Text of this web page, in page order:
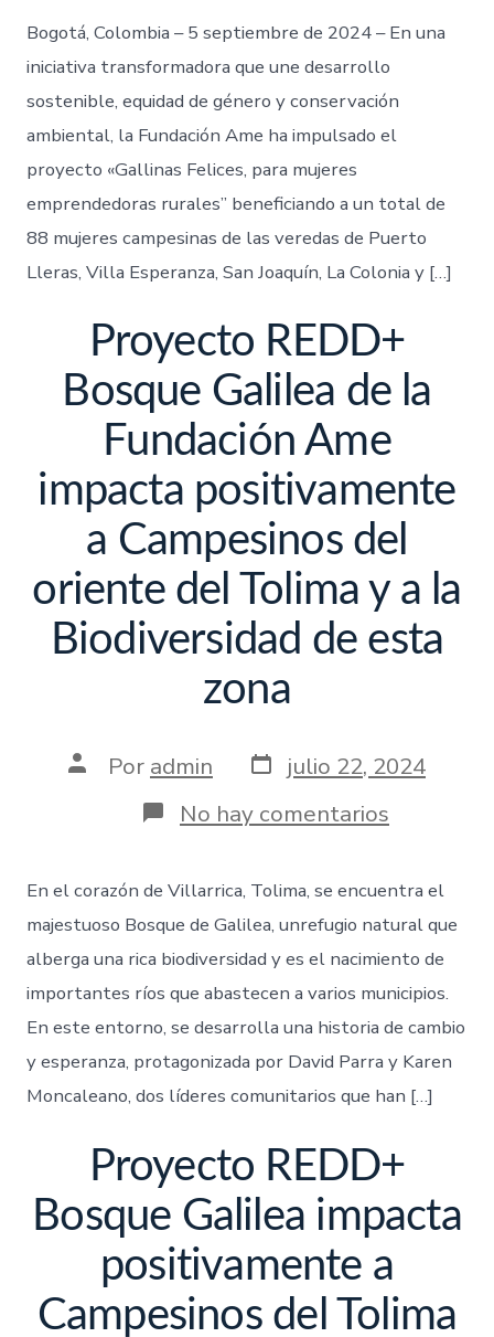
Bogotá, Colombia – 5 septiembre de 2024 – En una
iniciativa transformadora que une desarrollo
sostenible, equidad de género y conservación
ambiental, la Fundación Ame ha impulsado el
proyecto «Gallinas Felices, para mujeres
emprendedoras rurales” beneficiando a un total de
88 mujeres campesinas de las veredas de Puerto
Lleras, Villa Esperanza, San Joaquín, La Colonia y […]
Proyecto REDD+
Bosque Galilea de la
Fundación Ame
impacta positivamente
a Campesinos del
oriente del Tolima y a la
Biodiversidad de esta
zona
Por admin
julio 22, 2024
No hay comentarios
En el corazón de Villarrica, Tolima, se encuentra el
majestuoso Bosque de Galilea, unrefugio natural que
alberga una rica biodiversidad y es el nacimiento de
importantes ríos que abastecen a varios municipios.
En este entorno, se desarrolla una historia de cambio
y esperanza, protagonizada por David Parra y Karen
Moncaleano, dos líderes comunitarios que han […]
Proyecto REDD+
Bosque Galilea impacta
positivamente a
Campesinos del Tolima